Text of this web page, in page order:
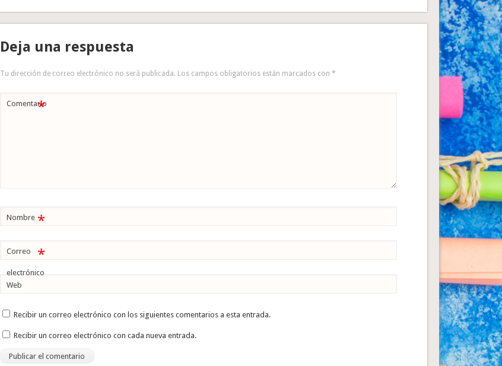
Deja una respuesta
Tu dirección de correo electrónico no será publicada. Los campos obligatorios están marcados con*
Comentario
*
Nombre *
Correo
electrónico
*
Web
Recibir un correo electrónico con los siguientes comentarios a esta entrada.
Recibir un correo electrónico con cada nueva entrada.